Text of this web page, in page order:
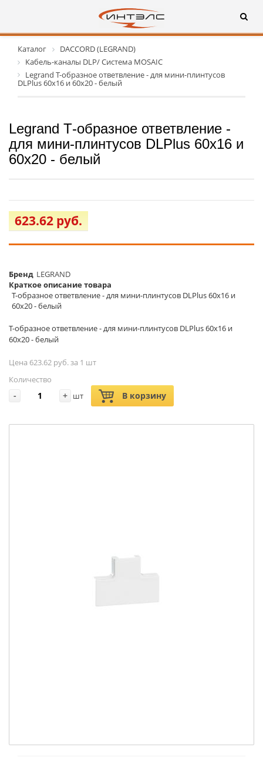
Каталог
DACCORD (LEGRAND)
Кабель-каналы DLP/ Система MOSAIC
Legrand Т-образное ответвление - для мини-плинтусов
DLPlus 60х16 и 60х20 - белый
Legrand Т-образное ответвление -
для мини-плинтусов DLPlus 60х16 и
60х20 - белый
623.62 руб.
Бренд LEGRAND
Краткое описание товара
Т-образное ответвление - для мини-плинтусов DLPlus 60х16 и
60х20 - белый
Т-образное ответвление - для мини-плинтусов DLPlus 60х16 и
60х20 - белый
Цена 623.62 руб. за 1 шт
Количество
- + шт В корзину